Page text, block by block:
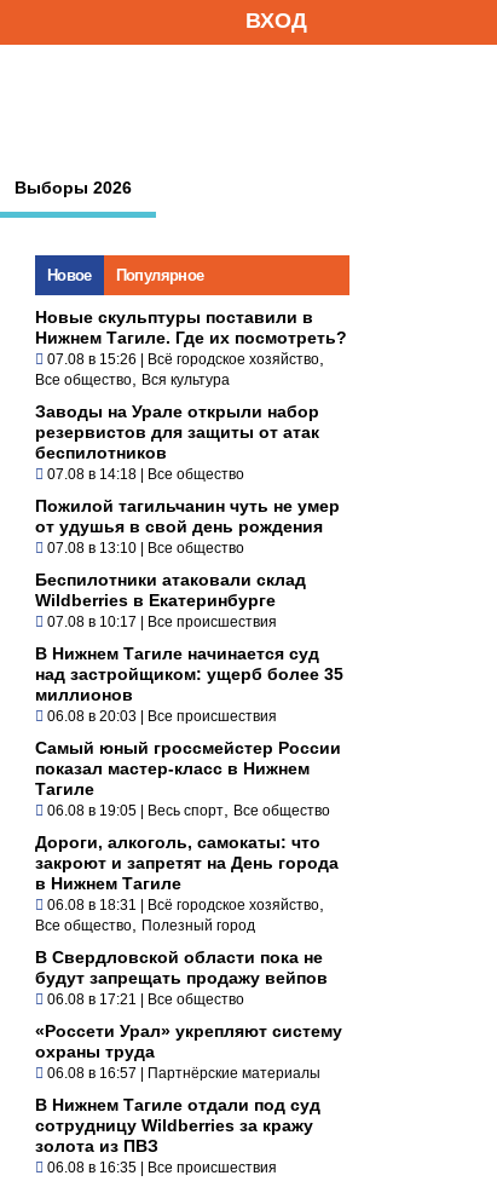
ВХОД
Выборы 2026
Новое Популярное
Новые скульптуры поставили в
Нижнем Тагиле. Где их посмотреть?
07.08 в 15:26 | Всё городское хозяйство
Все общество Вся культура
Заводы на Урале открыли набор
резервистов для защиты от атак
беспилотников
07.08 в 14:18 | Все общество
Пожилой тагильчанин чуть не умер
от удушья в свой день рождения
07.08 в 13:10 | Все общество
Беспилотники атаковали склад
Wildberries в Екатеринбурге
07.08 в 10:17 | Все происшествия
В Нижнем Тагиле начинается суд
над застройщиком: ущерб более 35
миллионов
06.08 в 20:03 | Все происшествия
Самый юный гроссмейстер России
показал мастер-класс в Нижнем
Тагиле
06.08 в 19:05 | Весь спорт Все общество
Дороги, алкоголь, самокаты: что
закроют и запретят на День города
в Нижнем Тагиле
06.08 в 18:31 | Всё городское хозяйство
Все общество Полезный город
В Свердловской области пока не
будут запрещать продажу вейпов
06.08 в 17:21 | Все общество
«Россети Урал» укрепляют систему
охраны труда
06.08 в 16:57 | Партнёрские материалы
В Нижнем Тагиле отдали под суд
сотрудницу Wildberries за кражу
золота из ПВЗ
06.08 в 16:35 | Все происшествия